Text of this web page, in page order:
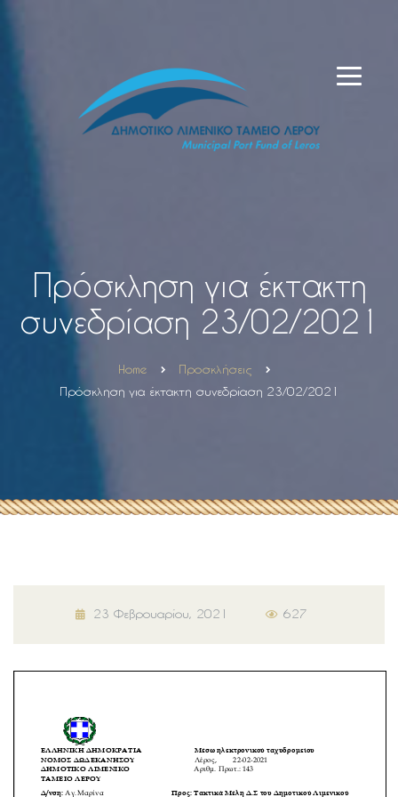
Πρόσκληση για έκτακτη
συνεδρίαση 23/02/2021
Home
Προσκλήσεις
Πρόσκληση για έκτακτη συνεδρίαση 23/02/2021
23 Φεβρουαρίου, 2021 627